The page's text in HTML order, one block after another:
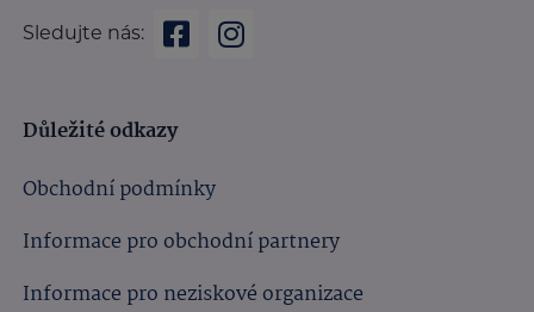
Sledujte nás:
Důležité odkazy
Obchodní podmínky
Informace pro obchodní partnery
Informace pro neziskové organizace